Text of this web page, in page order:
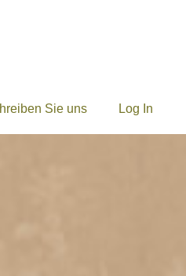
Sie uns Log In